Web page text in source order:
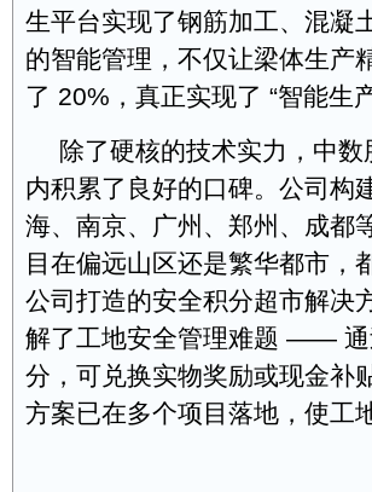
生平台实现了钢筋加工、混凝
的智能管理，不仅让梁体生产
了 20%，真正实现了 “智能生
除了硬核的技术实力，中
内积累了良好的口碑。公司构
海、南京、广州、郑州、成都
目在偏远山区还是繁华都市，
公司打造的安全积分超市解决
解了工地安全管理难题 —— 通
分，可兑换实物奖励或现金补
方案已在多个项目落地，使工